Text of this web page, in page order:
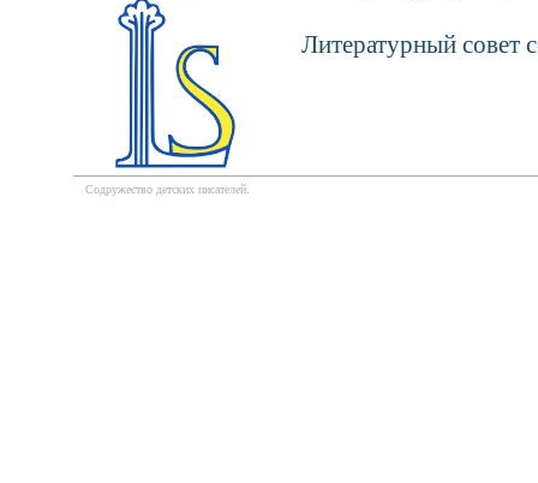
Литературный совет
Содружество детских писателей.